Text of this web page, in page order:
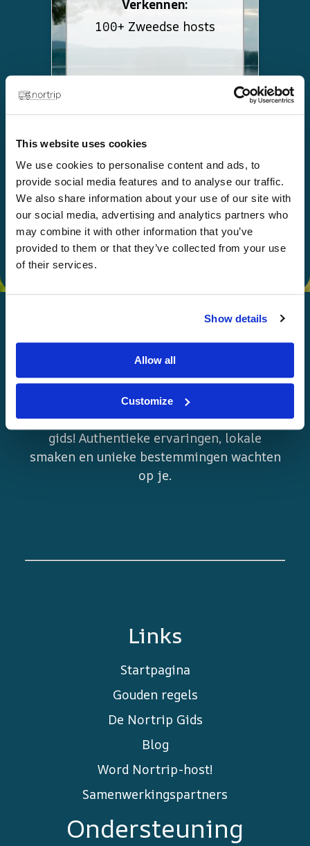
This website uses cookies
We use cookies to personalise content and ads, to
provide social media features and to analyse our traffic.
We also share information about your use of our site with
our social media, advertising and analytics partners who
may combine it with other information that you’ve
provided to them or that they’ve collected from your use
of their services.
Show details
Allow all
Customize
Verkennen:
100+ Zweedse hosts
Kies
Geef cadeau
Gelukkig Nortripping!
Plan nieuwe avonturen in zowel
Noorwegen als Zweden met de Nortrip-
gids! Authentieke ervaringen, lokale
smaken en unieke bestemmingen wachten
op je.
Links
Startpagina
Gouden regels
De Nortrip Gids
Blog
Word Nortrip-host!
Samenwerkingspartners
Ondersteuning